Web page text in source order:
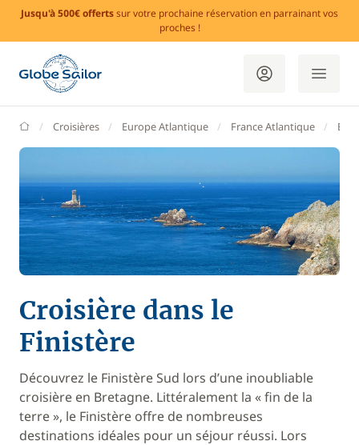
Jusqu'à 500€ offertssur votre prochaine réservation en parrainant vos
proches !
GlobeSailor
Croisières Europe Atlantique France Atlantique
Croisière dans le
Finistère
Découvrez le Finistère Sud lors d’une inoubliable
croisière en Bretagne. Littéralement la « fin de la
terre », le Finistère offre de nombreuses
destinations idéales pour un séjour réussi. Lors